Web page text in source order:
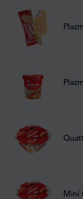
Mini